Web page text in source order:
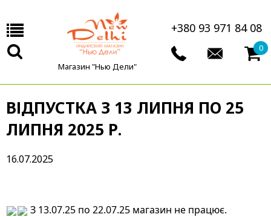
Магазин "Нью Дели"
+380 93 971 84 08
0
ВІДПУСТКА З 13 ЛИПНЯ ПО 25
ЛИПНЯ 2025 Р.
16.07.2025
З 13.07.25 по 22.07.25 магазин не працює.